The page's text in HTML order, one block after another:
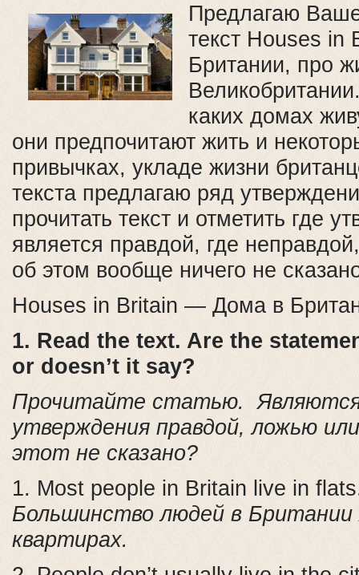
Предлагаю
текст Houses
Британии, про
каких домах
они предпочитают жить и
привычках, укладе жизни
текста предлагаю ряд
прочитать текст и отметить где
является правдой, где
об этом вообще ничего не
Houses in Britain — Дома в
1. Read the text. Are the
or doesn’t it say?
Прочитайте статью.
утверждения правдой, ложью
этот не сказано?
1. Most people in Britain live in
Большинство людей в
квартирах.